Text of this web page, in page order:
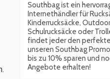
Southbag ist ein
Internethändler für
Kinderrucksäcke,
Schulrucksäcke oder
findet jeder den
unseren Southbag
bis zu 10% sparen und
Angebote erhalten!